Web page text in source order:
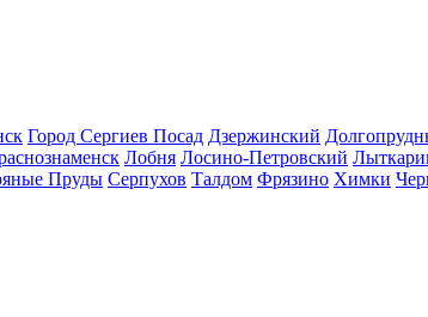
Город Сергиев Посад Дзержинский
Лобня Лосино-Петровский
Пруды Серпухов Талдом Фрязино Химки